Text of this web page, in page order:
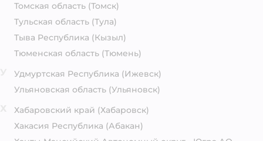
Томская область (Томск)
Тульская область (Тула)
Тыва Республика (Кызыл)
Тюменская область (Тюмень)
Удмуртская Республика (Ижевск)
Ульяновская область (Ульяновск)
Хабаровский край (Хабаровск)
Хакасия Республика (Абакан)